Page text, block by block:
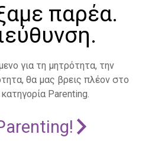
παρέα.
για τη μητρότητα, την
θα μας βρεις πλέον στο
Parenting.